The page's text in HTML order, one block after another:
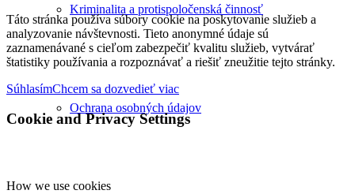
Kriminalita a protispoločenská činnosť
Ochrana osobných údajov
Táto stránka používa súbory cookie na poskytovanie služieb a
analyzovanie návštevnosti. Tieto anonymné údaje sú
zaznamenávané s cieľom zabezpečiť kvalitu služieb, vytvárať
štatistiky používania a rozpoznávať a riešiť zneužitie tejto stránky.
SúhlasímChcem sa dozvedieť viac
Cookie and Privacy Settings
How we use cookies